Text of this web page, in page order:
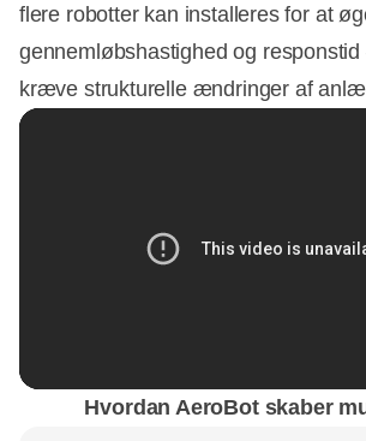
flere robotter kan installeres for at
gennemløbshastighed og responstid
kræve strukturelle ændringer af
Hvordan AeroBot skaber